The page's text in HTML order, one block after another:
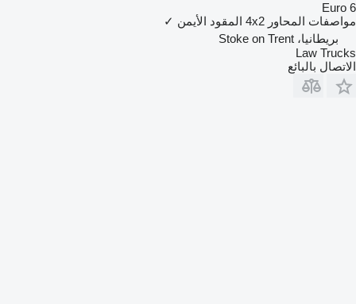
Euro 6
مواصفات المحاور 4x2 المقود الأيمن ✓
بريطانيا، Stoke on Trent
Law Trucks
الاتصال بالبائع